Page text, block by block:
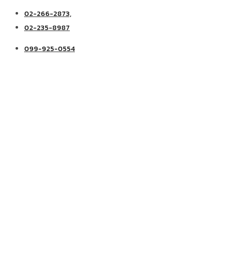
02-266-2873,
02-235-8987
099-925-0554